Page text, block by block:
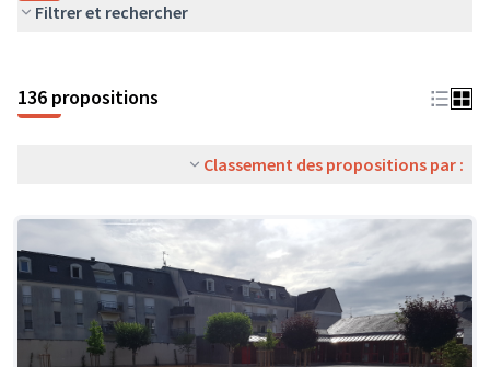
Filtrer et rechercher
136 propositions
Classement des propositions par :